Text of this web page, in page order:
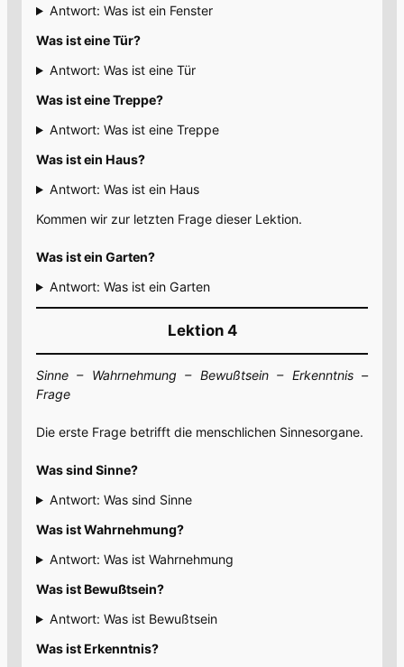
Antwort: Was ist ein Fenster
Was ist eine Tür?
Antwort: Was ist eine Tür
Was ist eine Treppe?
Antwort: Was ist eine Treppe
Was ist ein Haus?
Antwort: Was ist ein Haus
Kommen wir zur letzten Frage dieser Lektion.
Was ist ein Garten?
Antwort: Was ist ein Garten
Lektion 4
Sinne – Wahrnehmung – Bewußtsein – Erkenntnis –
Frage
Die erste Frage betrifft die menschlichen Sinnesorgane.
Was sind Sinne?
Antwort: Was sind Sinne
Was ist Wahrnehmung?
Antwort: Was ist Wahrnehmung
Was ist Bewußtsein?
Antwort: Was ist Bewußtsein
Was ist Erkenntnis?